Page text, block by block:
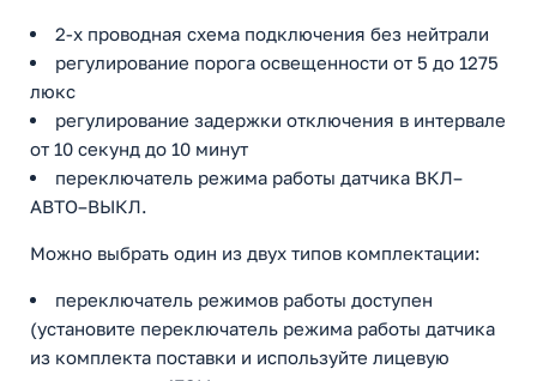
2-х проводная схема подключения без нейтрали
регулирование порога освещенности от 5 до 1275
люкс
регулирование задержки отключения в интервале
от 10 секунд до 10 минут
переключатель режима работы датчика ВКЛ–
АВТО–ВЫКЛ.
Можно выбрать один из двух типов комплектации:
переключатель режимов работы доступен
(установите переключатель режима работы датчика
из комплекта поставки и используйте лицевую